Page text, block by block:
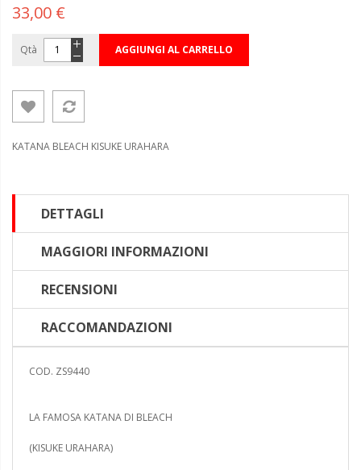
33,00 €
Qtà AGGIUNGI AL CARRELLO
KATANA BLEACH KISUKE URAHARA
DETTAGLI
MAGGIORI INFORMAZIONI
RECENSIONI
RACCOMANDAZIONI
COD. ZS9440
LA FAMOSA KATANA DI BLEACH
(KISUKE URAHARA)